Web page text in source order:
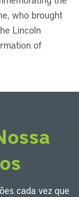
who brought
Lincoln
of
cada vez que